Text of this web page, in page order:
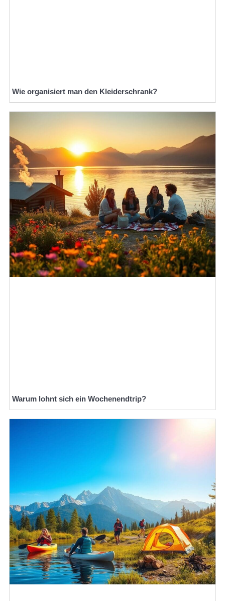
Wie organisiert man den Kleiderschrank?
Warum lohnt sich ein Wochenendtrip?